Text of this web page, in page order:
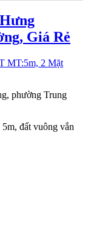
Giá Rẻ
phường Trung
đất vuông vắn